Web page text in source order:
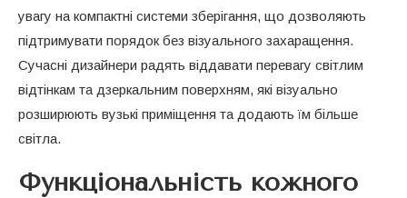
увагу на компактні системи зберігання, що дозволяють
підтримувати порядок без візуального захаращення.
Сучасні дизайнери радять віддавати перевагу світлим
відтінкам та дзеркальним поверхням, які візуально
розширюють вузькі приміщення та додають їм більше
світла.
Функціональність кожного